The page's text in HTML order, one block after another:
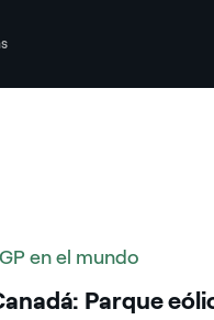
en el mundo
Parque